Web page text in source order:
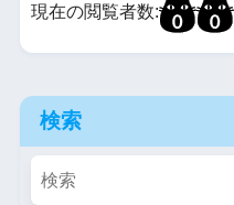
現在の閲覧者数:
検索